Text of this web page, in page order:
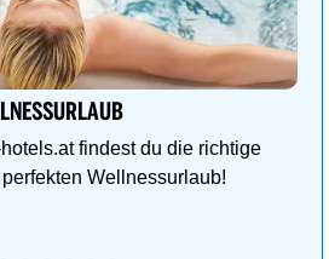
findest du die richtige
Wellnessurlaub!